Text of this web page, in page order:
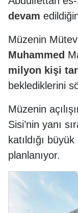
devam
Müzenin
Muhammed
milyon kişi
beklediklerini
Müzenin
Sisi’nin yanı
katıldığı
planlanıyor.